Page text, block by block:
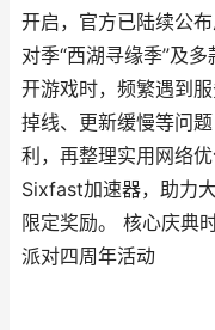
开启，官方已陆续公
对季“西湖寻缘季”及
开游戏时，频繁遇到
掉线、更新缓慢等问
利，再整理实用网络
Sixfast加速器，助力
限定奖励。 核心庆典
派对四周年活动